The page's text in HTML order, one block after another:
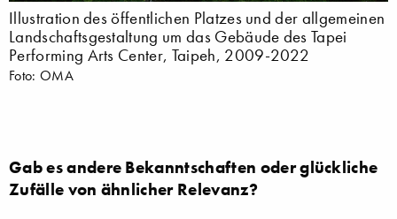
Illustration des öffentlichen Platzes und der allgemeinen
Landschaftsgestaltung um das Gebäude des Tapei
Performing Arts Center, Taipeh, 2009-2022
Foto: OMA
Gab es andere Bekanntschaften oder glückliche
Zufälle von ähnlicher Relevanz?